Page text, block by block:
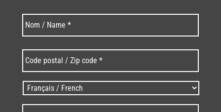
Nom * Nom
postal
/
Zip
code
* *
Langues
/
Language *